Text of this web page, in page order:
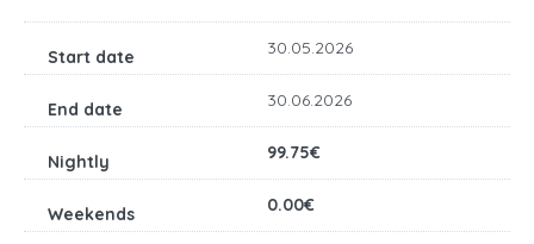
30.05.2026
30.06.2026
99.75€
0.00€